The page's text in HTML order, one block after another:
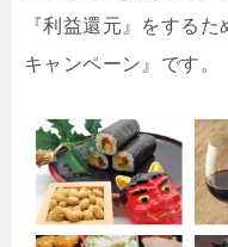
『利益還元』をする
キャンペーン』です。